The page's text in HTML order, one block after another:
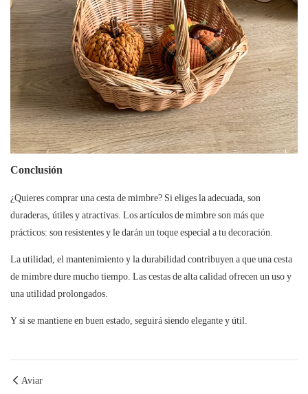
Conclusión
¿Quieres comprar una cesta de mimbre? Si eliges la adecuada, son
duraderas, útiles y atractivas. Los artículos de mimbre son más que
prácticos: son resistentes y le darán un toque especial a tu decoración.
La utilidad, el mantenimiento y la durabilidad contribuyen a que una cesta
de mimbre dure mucho tiempo. Las cestas de alta calidad ofrecen un uso y
una utilidad prolongados.
Y si se mantiene en buen estado, seguirá siendo elegante y útil.
Aviar